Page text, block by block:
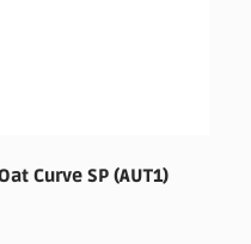
Curve SP (AUT1)